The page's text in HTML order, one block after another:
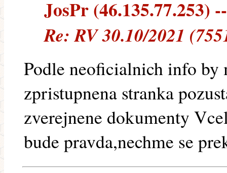
JosPr (46.135.77.253)
Re: RV 30.10/2021
Podle neoficialnich info by
zpristupnena stranka
zverejnene dokumenty
bude pravda,nechme se